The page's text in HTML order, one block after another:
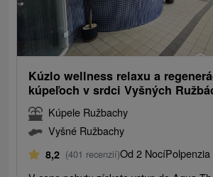
Kúzlo wellness relaxu a
kúpeľoch v srdci Vyšných
Kúpele Ružbachy
Vyšné Ružbachy
8,2 (401 recenzií)Od 2 NocíPolpenzia